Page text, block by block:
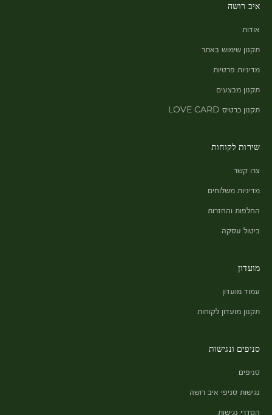
איב רושה
אודות
תקנון שימוש באתר
מדיניות פרטיות
תקנון מבצעים
תקנון כרטיס LOVE CARD
שירות לקוחות
צרו קשר
מדיניות משלוחים
החלפות והחזרות
ביטול עסקה
מועדון
עמוד מועדון
תקנון מועדון לקוחות
סניפים ונגישות
סניפים
נגישות סניפי איב רושה
הסדרי נגישות